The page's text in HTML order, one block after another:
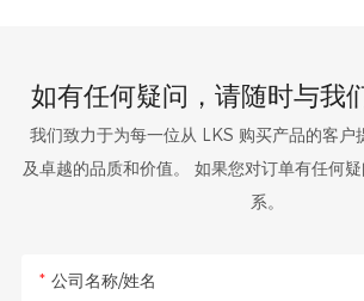
如有任何疑问，请随时与我
我们致力于为每一位从 LKS 购买产品的客户
及卓越的品质和价值。 如果您对订单有任何
系。
公司名称/姓名